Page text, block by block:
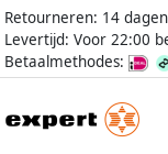
Retourneren: 14 dagen
Levertijd: Voor 22:00
Betaalmethodes: